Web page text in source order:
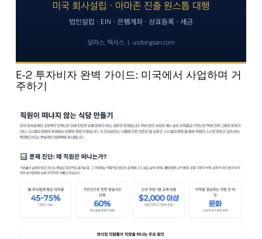
E-2 투자비자 완벽 가이드: 미국에서 사업하며 거
주하기